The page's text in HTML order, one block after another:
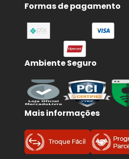
Formas de pagamento
Ambiente Seguro
Mais informações